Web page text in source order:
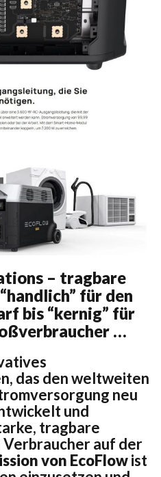
– tragbare
für den
bis “kernig” für
…
das den weltweiten
neu
und
tragbare
auf der
von EcoFlowist